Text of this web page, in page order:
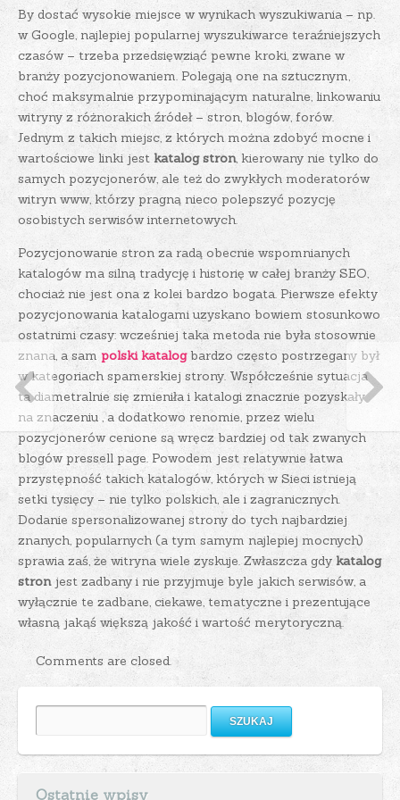
By dostać wysokie miejsce w wynikach wyszukiwania – np.
w Google, najlepiej popularnej wyszukiwarce teraźniejszych
czasów – trzeba przedsięwziąć pewne kroki, zwane w
branży pozycjonowaniem. Polegają one na sztucznym,
choć maksymalnie przypominającym naturalne, linkowaniu
witryny z różnorakich źródeł – stron, blogów, forów.
Jednym z takich miejsc, z których można zdobyć mocne i
wartościowe linki jest katalog stron, kierowany nie tylko do
samych pozycjonerów, ale też do zwykłych moderatorów
witryn www, którzy pragną nieco polepszyć pozycję
osobistych serwisów internetowych.
Pozycjonowanie stron za radą obecnie wspomnianych
katalogów ma silną tradycję i historię w całej branży SEO,
chociaż nie jest ona z kolei bardzo bogata. Pierwsze efekty
pozycjonowania katalogami uzyskano bowiem stosunkowo
ostatnimi czasy: wcześniej taka metoda nie była stosownie
znana, a sam polski katalogbardzo często postrzegany był
w kategoriach spamerskiej strony. Współcześnie sytuacja
ta diametralnie się zmieniła i katalogi znacznie pozyskały
na znaczeniu , a dodatkowo renomie, przez wielu
pozycjonerów cenione są wręcz bardziej od tak zwanych
blogów pressell page. Powodem jest relatywnie łatwa
przystępność takich katalogów, których w Sieci istnieją
setki tysięcy – nie tylko polskich, ale i zagranicznych.
Dodanie spersonalizowanej strony do tych najbardziej
znanych, popularnych (a tym samym najlepiej mocnych)
sprawia zaś, że witryna wiele zyskuje. Zwłaszcza gdy katalog
stronjest zadbany i nie przyjmuje byle jakich serwisów, a
wyłącznie te zadbane, ciekawe, tematyczne i prezentujące
własną jakąś większą jakość i wartość merytoryczną.
Comments are closed.
Ostatnie wpisy